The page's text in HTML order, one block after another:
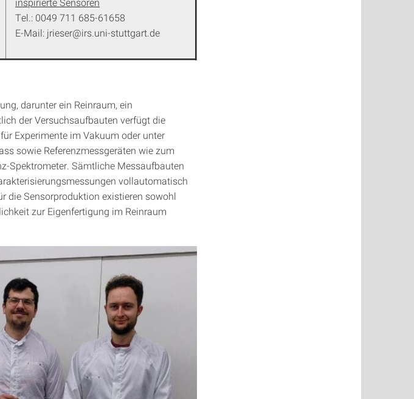
Tel.: 0049 711 685-61658
E-Mail: jrieser@irs.uni-stuttgart.de
darunter ein Reinraum, ein
der Versuchsaufbauten verfügt die
Experimente im Vakuum oder unter
sowie Referenzmessgeräten wie zum
Spektrometer. Sämtliche Messaufbauten
vollautomatisch
die Sensorproduktion existieren sowohl
zur Eigenfertigung im Reinraum